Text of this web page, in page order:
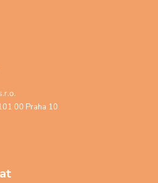
00 Praha 10